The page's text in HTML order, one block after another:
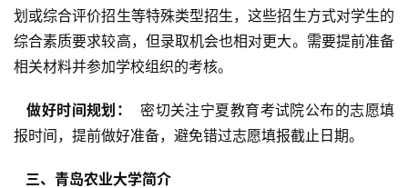
划或综合评价招生等特殊类型招生，这些招生方式对学生的
综合素质要求较高，但录取机会也相对更大。需要提前准备
相关材料并参加学校组织的考核。
  做好时间规划：
密切关注宁夏教育考试院公布的志愿填
报时间，提前做好准备，避免错过志愿填报截止日期。
  三、青岛农业大学简介